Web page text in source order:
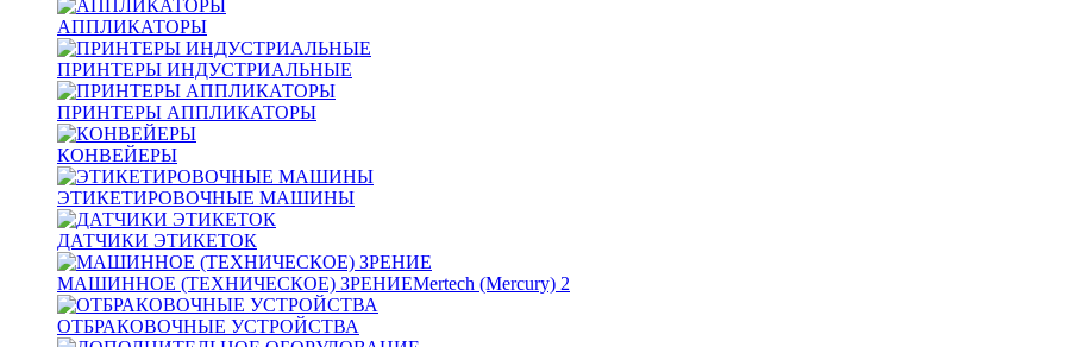
АППЛИКАТОРЫ
ПРИНТЕРЫ ИНДУСТРИАЛЬНЫЕ
ПРИНТЕРЫ АППЛИКАТОРЫ
КОНВЕЙЕРЫ
ЭТИКЕТИРОВОЧНЫЕ МАШИНЫ
ДАТЧИКИ ЭТИКЕТОК
МАШИННОЕ (ТЕХНИЧЕСКОЕ) ЗРЕНИЕMertech (Mercury) 2
ОТБРАКОВОЧНЫЕ УСТРОЙСТВА